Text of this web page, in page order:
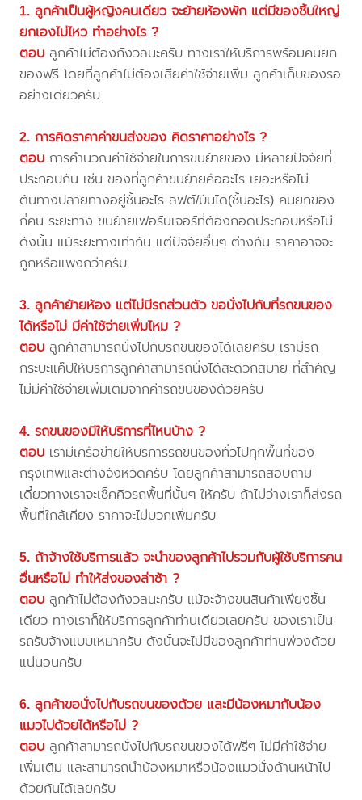
1. ลูกค้าเป็นผู้หญิงคนเดียว จะย้ายห้องพัก แต่มีของชิ้นใหญ่
ยกเองไม่ไหว ทำอย่างไร ?
ตอบ ลูกค้าไม่ต้องกังวลนะครับ ทางเราให้บริการพร้อมคนยก
ของฟรี โดยที่ลูกค้าไม่ต้องเสียค่าใช้จ่ายเพิ่ม ลูกค้าเก็บของรอ
อย่างเดียวครับ
2. การคิดราคาค่าขนส่งของ คิดราคาอย่างไร ?
ตอบ การคำนวณค่าใช้จ่ายในการขนย้ายของ มีหลายปัจจัยที่
ประกอบกัน เช่น ของที่ลูกค้าขนย้ายคืออะไร เยอะหรือไม่
ต้นทางปลายทางอยู่ชั้นอะไร ลิฟต์/บันได(ชั้นอะไร) คนยกของ
กี่คน ระยะทาง ขนย้ายเฟอร์นิเจอร์ที่ต้องถอดประกอบหรือไม่
ดังนั้น แม้ระยะทางเท่ากัน แต่ปัจจัยอื่นๆ ต่างกัน ราคาอาจจะ
ถูกหรือแพงกว่าครับ
3. ลูกค้าย้ายห้อง แต่ไม่มีรถส่วนตัว ขอนั่งไปกับที่รถขนของ
ได้หรือไม่ มีค่าใช้จ่ายเพิ่มไหม ?
ตอบ ลูกค้าสามารถนั่งไปกับรถขนของได้เลยครับ เรามีรถ
กระบะแค๊ปให้บริการลูกค้าสามารถนั่งได้สะดวกสบาย ที่สำคัญ
ไม่มีค่าใช้จ่ายเพิ่มเติมจากค่ารถขนของด้วยครับ
4. รถขนของมีให้บริการที่ไหนบ้าง ?
ตอบ เรามีเครือข่ายให้บริการรถขนของทั่วไปทุกพื้นที่ของ
กรุงเทพและต่างจังหวัดครับ โดยลูกค้าสามารถสอบถาม
เดี๋ยวทางเราจะเช็คคิวรถพื้นที่นั้นๆ ให้ครับ ถ้าไม่ว่างเราก็ส่งรถ
พื้นที่ใกล้เคียง ราคาจะไม่บวกเพิ่มครับ
5. ถ้าจ้างใช้บริการแล้ว จะนำของลูกค้าไปรวมกับผู้ใช้บริการคน
อื่นหรือไม่ ทำให้ส่งของล่าช้า ?
ตอบ ลูกค้าไม่ต้องกังวลนะครับ แม้จะจ้างขนสินค้าเพียงชิ้น
เดียว ทางเราก็ให้บริการลูกค้าท่านเดียวเลยครับ ของเราเป็น
รถรับจ้างแบบเหมาครับ ดังนั้นจะไม่มีของลูกค้าท่านพ่วงด้วย
แน่นอนครับ
6. ลูกค้าขอนั่งไปกับรถขนของด้วย และมีน้องหมากับน้อง
แมวไปด้วยได้หรือไม่ ?
ตอบ ลูกค้าสามารถนั่งไปกับรถขนของได้ฟรีๆ ไม่มีค่าใช้จ่าย
เพิ่มเติม และสามารถนำน้องหมาหรือน้องแมวนั่งด้านหน้าไป
ด้วยกันได้เลยครับ